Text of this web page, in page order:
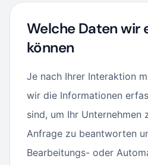
Welche Daten wir
können
Je nach Ihrer Interaktion
wir die Informationen
sind, um Ihr Unternehmen
Anfrage zu beantworten
Bearbeitungs- oder